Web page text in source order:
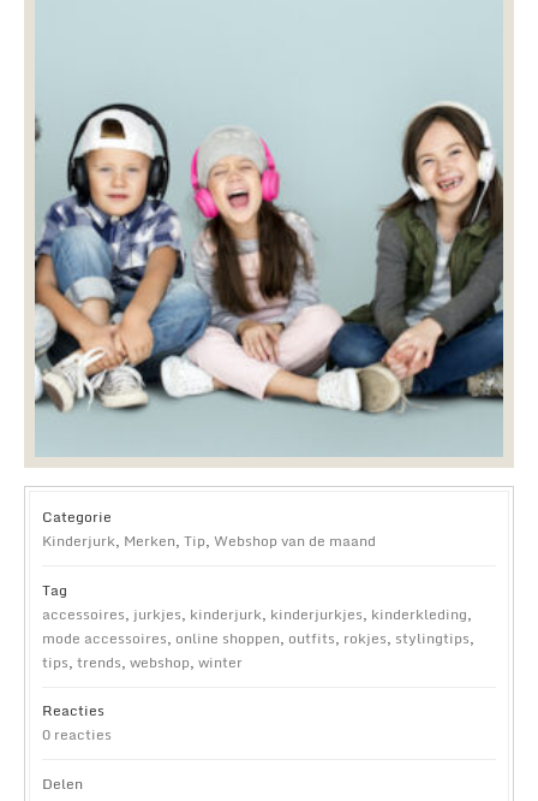
Categorie
Kinderjurk, Merken, Tip, Webshop van de maand
Tag
accessoires, jurkjes, kinderjurk, kinderjurkjes, kinderkleding,
mode accessoires, online shoppen, outfits, rokjes, stylingtips,
tips, trends, webshop, winter
Reacties
0 reacties
Delen